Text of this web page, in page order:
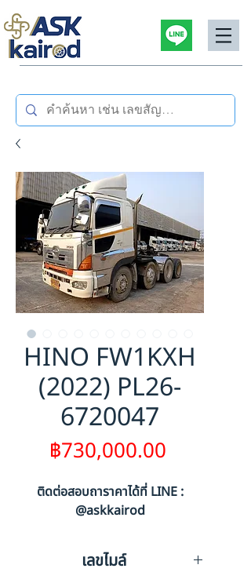
HINO FW1KXH
(2022) PL26-
6720047
฿730,000.00
ติดต่อสอบถาราคาได้ที่ LINE :
@askkairod
เลขไมล์